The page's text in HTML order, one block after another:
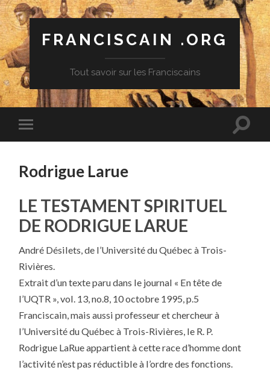
FRANCISCAIN .ORG
Tout savoir sur les Franciscains
Rodrigue Larue
LE TESTAMENT SPIRITUEL
DE RODRIGUE LARUE
André Désilets, de l’Université du Québec à Trois-
Rivières.
Extrait d’un texte paru dans le journal « En tête de
l’UQTR », vol. 13, no.8, 10 octobre 1995, p.5
Franciscain, mais aussi professeur et chercheur à
l’Université du Québec à Trois-Rivières, le R. P.
Rodrigue LaRue appartient à cette race d’homme dont
l’activité n’est pas réductible à l’ordre des fonctions.